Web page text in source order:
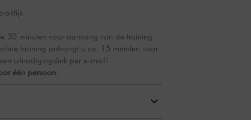
30 minuten voor aanvang van de training
training ontvangt u ca. 15 minuten voor
uitnodigingslink per e-mail!
één persoon.